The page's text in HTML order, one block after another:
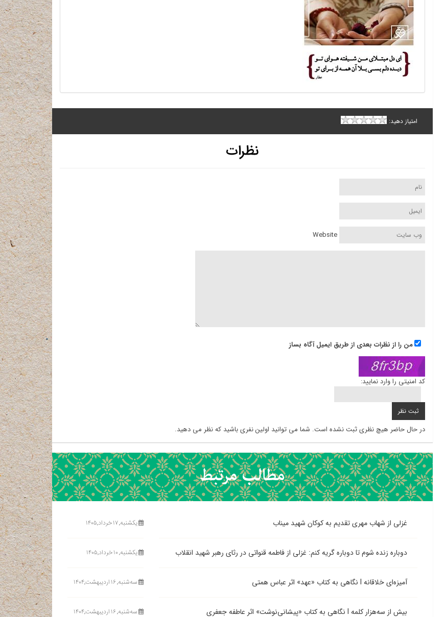
امتیاز دهید:
نظرات
Website
من را از نظرات بعدی از طریق ایمیل آگاه بساز
کد امنیتی را وارد نمایید:
در حال حاضر هیچ نظری ثبت نشده است. شما می توانید اولین نفری باشید که نظر می دهید.
غزلی از شهاب مهری تقدیم به کوکان شهید میناب یکشنبه, ۱۷ خرداد,۱۴۰۵
دوباره زنده شوم تا دوباره گریه کنم: غزلی از فاطمه قنواتی در رثای رهبر شهید انقلاب یکشنبه, ۱۰ خرداد,۱۴۰۵
آمیزه‌ای خلاقانه l نگاهی به کتاب «عهد» اثر عباس همتی ﺳﻪشنبه, ۱۶ اردیبهشت,۱۴۰۴
بیش از سه‌هزار کلمه l نگاهی به کتاب «پیشانی‌نوشت» اثر عاطفه جعفری ﺳﻪشنبه, ۱۶ اردیبهشت,۱۴۰۴